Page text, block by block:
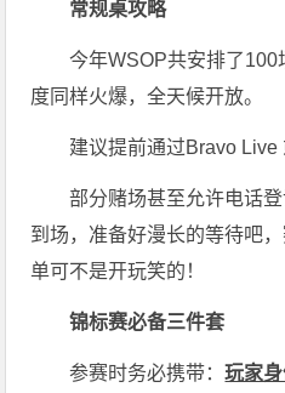
常规桌攻略
今年WSOP共安排了
度同样火爆，全天候开放。
建议提前通过Bravo Live
部分赌场甚至允许电话
到场，准备好漫长的等待吧
单可不是开玩笑的！
锦标赛必备三件套
参赛时务必携带：玩家身